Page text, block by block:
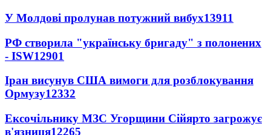
У Молдові пролунав потужний вибух13911
РФ створила "українську бригаду" з полонених
- ISW12901
Іран висунув США вимоги для розблокування
Ормузу12332
Ексочільнику МЗС Угорщини Сійярто загрожує
в'язниця12265